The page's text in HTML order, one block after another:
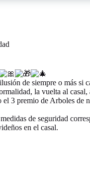
de siempre o más si
la vuelta al casal,
el 3 premio de Arboles de
de seguridad
en el casal.